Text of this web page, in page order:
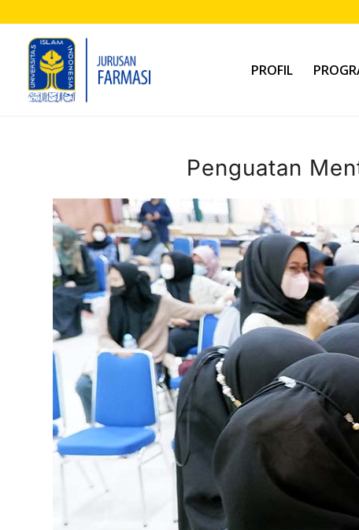
PROFIL
Penguatan